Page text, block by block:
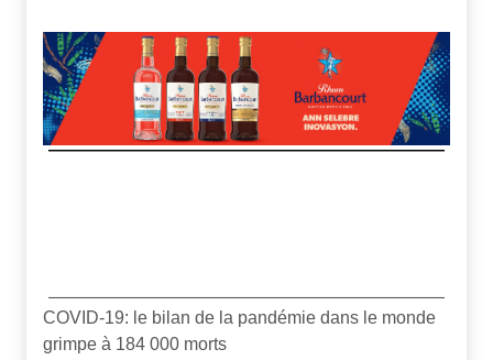
COVID-19: le bilan de la pandémie dans le monde
grimpe à 184 000 morts